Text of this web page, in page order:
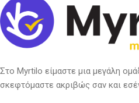
Στο Myrtilo είμαστε μια μεγάλη
σκεφτόμαστε ακριβώς σαν και